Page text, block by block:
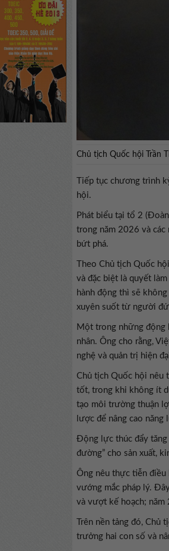
Chủ tịch Quốc hội Trần
Tiếp tục chương trình
hội.
Phát biểu tại tổ 2
trong năm 2026 và
bứt phá.
Theo Chủ tịch Quốc
và đặc biệt là quyết
hành động thì sẽ
xuyên suốt từ người
Một trong những động
nhân. Ông cho rằng,
nghệ và quản trị hiện
Chủ tịch Quốc hội nêu
tốt, trong khi không ít
tạo môi trường thuận
lược để nâng cao năng
Động lực thúc đẩy tăng
đường” cho sản xuất,
Ông nêu thực tiễn điều
vướng mắc pháp lý.
và vượt kế hoạch; năm
Trên nền tảng đó,
trưởng hai con số và